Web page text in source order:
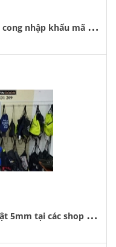
C
ung cấp lắp đặt phòng tắm kính cong nhập khẩu mã lv-17 tại cổ nhuế
C
ung cấp, thi công gương việt nhật 5mm tại các shop thời trang hà nội